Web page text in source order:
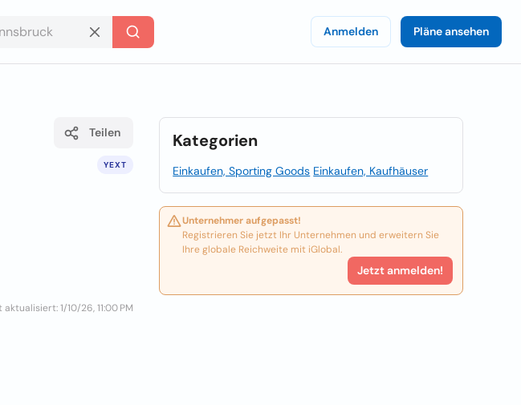
Anmelden Pläne ansehen
YEXT
Teilen
1/10/26, 11:00 PM
Kategorien
Einkaufen, Sporting Goods Einkaufen, Kaufhäuser
Unternehmer aufgepasst!
Registrieren Sie jetzt Ihr Unternehmen und erweitern Sie
Ihre globale Reichweite mit iGlobal.
Jetzt anmelden!